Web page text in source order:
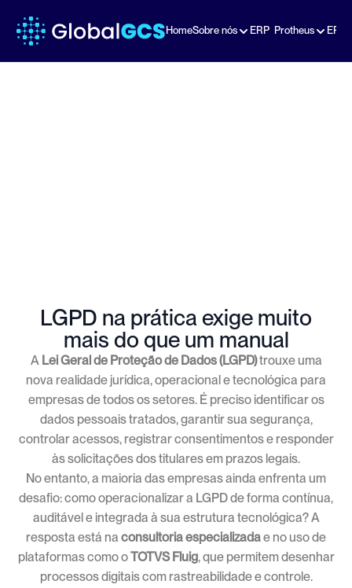
HomeSobre nós ERP  Protheus ERP
GCS
LGPD na prática exige muito
mais do que um manual
A Lei Geral de Proteção de Dados (LGPD)trouxe uma
nova realidade jurídica, operacional e tecnológica para
empresas de todos os setores. É preciso identificar os
dados pessoais tratados, garantir sua segurança,
controlar acessos, registrar consentimentos e responder
às solicitações dos titulares em prazos legais.
No entanto, a maioria das empresas ainda enfrenta um
desafio: como operacionalizar a LGPD de forma contínua,
auditável e integrada à sua estrutura tecnológica? A
resposta está na consultoria especializadae no uso de
plataformas como oTOTVS Fluig, que permitem desenhar
processos digitais com rastreabilidade e controle.